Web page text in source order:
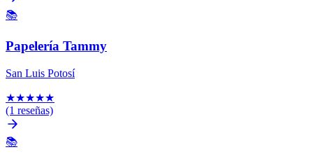
📚
Papelería Tammy
San Luis Potosí
★★★★★
(1 reseñas)
📚